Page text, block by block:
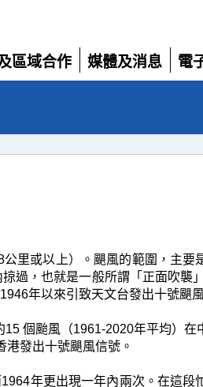
區域合作
媒體及消息
展
電
展
里或以上）。颶風的範圍，主要
過，也就是一般所謂「正面吹襲
年以來引致天文台發出十號颶
個颱風（1961-2020年平均）
發出十號颶風信號。
年更出現一年內兩次。在這